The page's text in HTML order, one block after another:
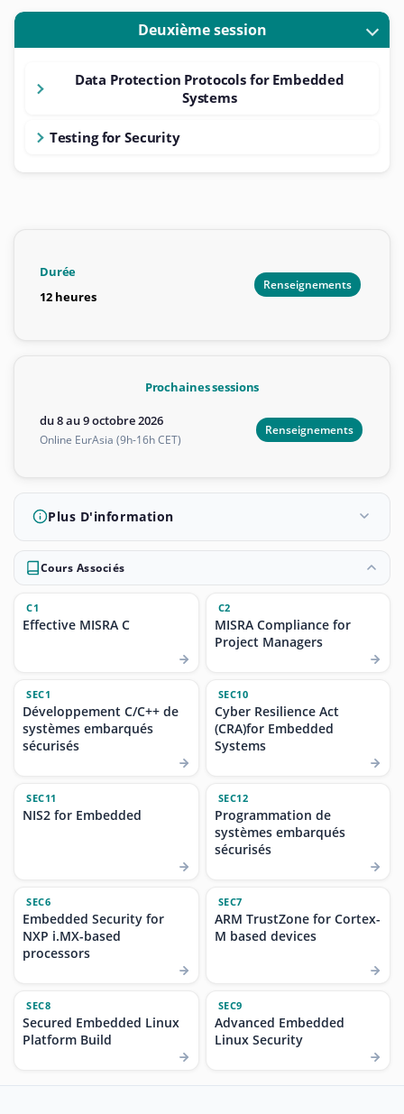
Deuxième session
Data Protection Protocols for Embedded
Systems
Testing for Security
Durée
12 heures
Renseignements
Prochaines sessions
du 8 au 9 octobre 2026
Online EurAsia (9h-16h CET)
Renseignements
Plus D'information
Cours Associés
C1
Effective MISRA C
C2
MISRA Compliance for
Project Managers
SEC1
Développement C/C++ de
systèmes embarqués
sécurisés
SEC10
Cyber Resilience Act
(CRA)for Embedded
Systems
SEC11
NIS2 for Embedded
SEC12
Programmation de
systèmes embarqués
sécurisés
SEC6
Embedded Security for
NXP i.MX-based
processors
SEC7
ARM TrustZone for Cortex-
M based devices
SEC8
Secured Embedded Linux
Platform Build
SEC9
Advanced Embedded
Linux Security